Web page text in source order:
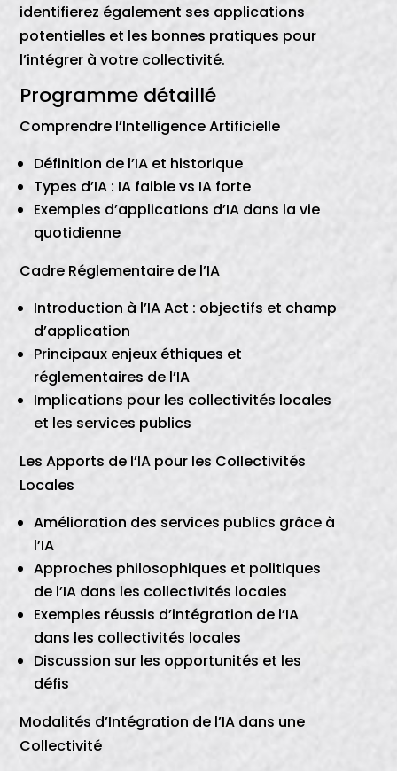
identifierez également ses applications
potentielles et les bonnes pratiques pour
l’intégrer à votre collectivité.
Programme détaillé
Comprendre l’Intelligence Artificielle
Définition de l’IA et historique
Types d’IA : IA faible vs IA forte
Exemples d’applications d’IA dans la vie
quotidienne
Cadre Réglementaire de l’IA
Introduction à l’IA Act : objectifs et champ
d’application
Principaux enjeux éthiques et
réglementaires de l’IA
Implications pour les collectivités locales
et les services publics
Les Apports de l’IA pour les Collectivités
Locales
Amélioration des services publics grâce à
l’IA
Approches philosophiques et politiques
de l’IA dans les collectivités locales
Exemples réussis d’intégration de l’IA
dans les collectivités locales
Discussion sur les opportunités et les
défis
Modalités d’Intégration de l’IA dans une
Collectivité